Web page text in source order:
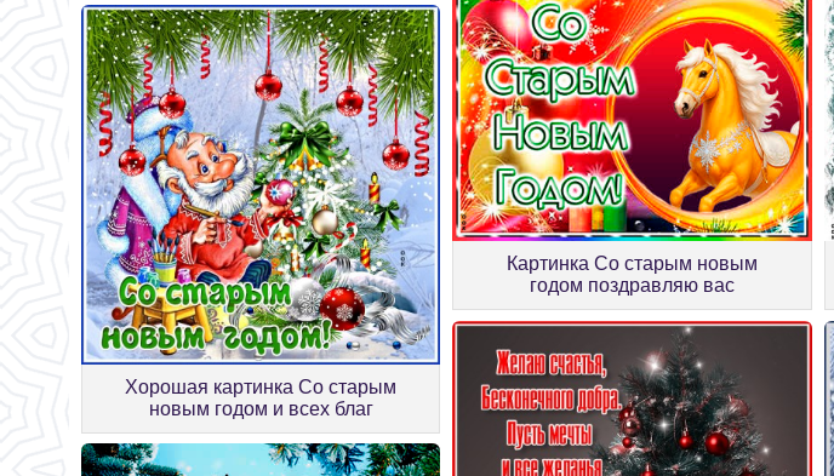
Хорошая картинка Со старым
новым годом и всех благ
Картинка Со старым новым
годом поздравляю вас